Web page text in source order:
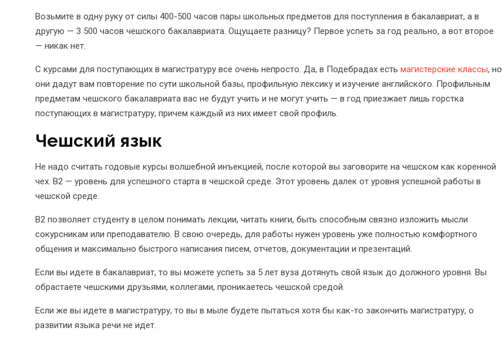
Возьмите в одну руку от силы 400-500 часов пары школьных предметов для поступления в бакалавриат, а в
другую — 3 500 часов чешского бакалавриата. Ощущаете разницу? Первое успеть за год реально, а вот второе
— никак нет.
С курсами для поступающих в магистратуру все очень непросто. Да, в Подебрадах есть магистерские классы, но
они дадут вам повторение по сути школьной базы, профильную лексику и изучение английского. Профильным
предметам чешского бакалавриата вас не будут учить и не могут учить — в год приезжает лишь горстка
поступающих в магистратуру, причем каждый из них имеет свой профиль.
Чешский язык
Не надо считать годовые курсы волшебной инъекцией, после которой вы заговорите на чешском как коренной
чех. В2 — уровень для успешного старта в чешской среде. Этот уровень далек от уровня успешной работы в
чешской среде.
В2 позволяет студенту в целом понимать лекции, читать книги, быть способным связно изложить мысли
сокурсникам или преподавателю. В свою очередь, для работы нужен уровень уже полностью комфортного
общения и максимально быстрого написания писем, отчетов, документации и презентаций.
Если вы идете в бакалавриат, то вы можете успеть за 5 лет вуза дотянуть свой язык до должного уровня. Вы
обрастаете чешскими друзьями, коллегами, проникаетесь чешской средой.
Если же вы идете в магистратуру, то вы в мыле будете пытаться хотя бы как-то закончить магистратуру, о
развитии языка речи не идет.